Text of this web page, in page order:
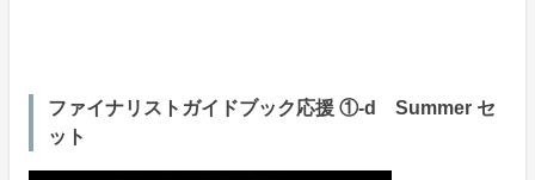
ファイナリストガイドブック応援 ①-d Summer セ
ット